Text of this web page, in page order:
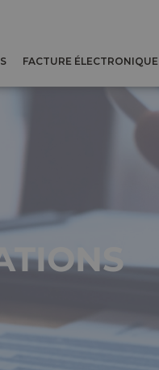
FACTURE ÉLECTRONIQUE